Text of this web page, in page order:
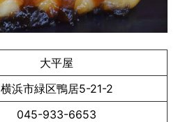
大平屋
横浜市緑区鴨居5-21-2
045-933-6653